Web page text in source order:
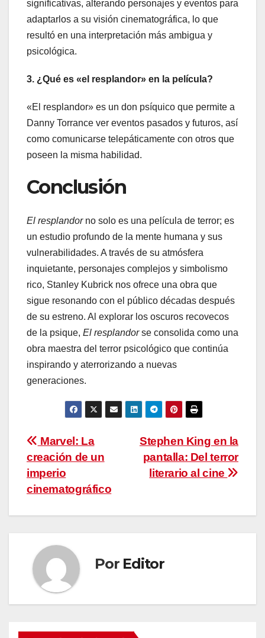
significativas, alterando personajes y eventos para
adaptarlos a su visión cinematográfica, lo que
resultó en una interpretación más ambigua y
psicológica.
3. ¿Qué es «el resplandor» en la película?
«El resplandor» es un don psíquico que permite a
Danny Torrance ver eventos pasados y futuros, así
como comunicarse telepáticamente con otros que
poseen la misma habilidad.
Conclusión
El resplandorno solo es una película de terror; es
un estudio profundo de la mente humana y sus
vulnerabilidades. A través de su atmósfera
inquietante, personajes complejos y simbolismo
rico, Stanley Kubrick nos ofrece una obra que
sigue resonando con el público décadas después
de su estreno. Al explorar los oscuros recovecos
de la psique, El resplandorse consolida como una
obra maestra del terror psicológico que continúa
inspirando y aterrorizando a nuevas
generaciones.
Navegación
de
entradas
Stephen King en la
pantalla: Del terror
literario al cine
Marvel: La
creación de un
imperio
cinematográfico
Por Editor